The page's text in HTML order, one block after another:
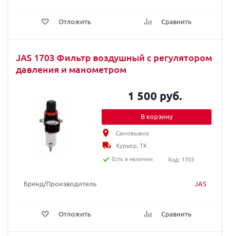
Отложить Сравнить
JAS 1703 Фильтр воздушный с регулятором
давления и манометром
Бренд/Производитель JAS
Отложить Сравнить
1 500 руб.
В корзину
Самовывоз
Курьер, ТК
Есть в наличии
Код: 1703